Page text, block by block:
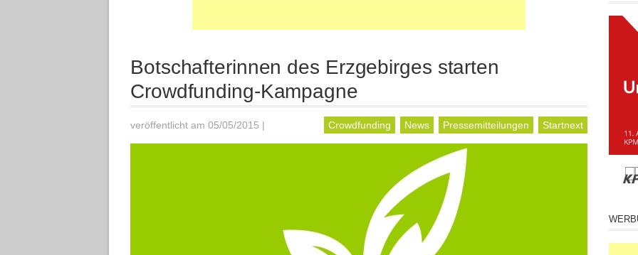
Botschafterinnen des Erzgebirges starten
Crowdfunding-Kampagne
veröffentlicht am 05/05/2015 | Crowdfunding News Pressemitteilungen Startnext